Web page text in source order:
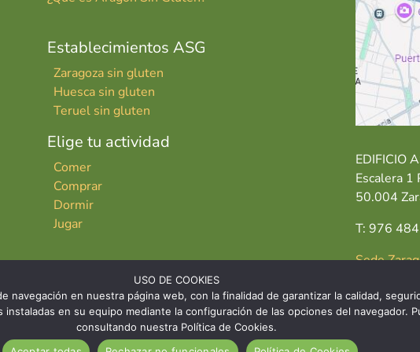
Establecimientos ASG
Zaragoza sin gluten
Huesca sin gluten
Teruel sin gluten
Elige tu actividad
Comer
Comprar
Dormir
Jugar
EDIFICIO
Escalera 1
50.004
T: 976
Sede
USO DE COOKIES
navegación en nuestra página web, con la finalidad de garantizar la calidad,
en su equipo mediante la configuración de las opciones del navegador.
consultando nuestra Política de Cookies.